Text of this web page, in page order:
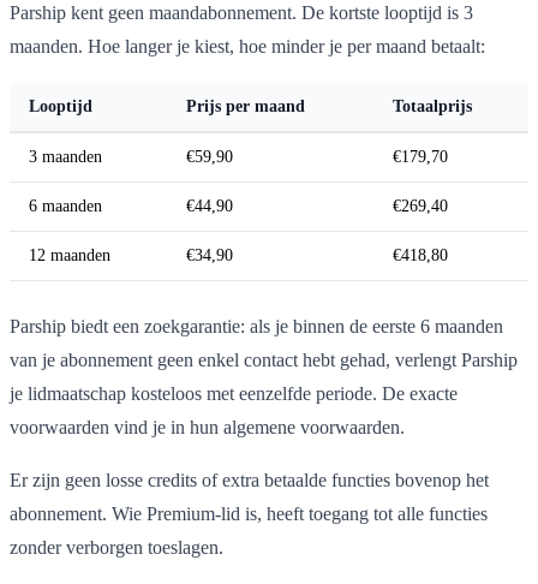
Parship kent geen maandabonnement. De kortste looptijd is 3
maanden. Hoe langer je kiest, hoe minder je per maand betaalt:
Looptijd Prijs per maand Totaalprijs
3 maanden €59,90 €179,70
6 maanden €44,90 €269,40
12 maanden €34,90 €418,80
Parship biedt een zoekgarantie: als je binnen de eerste 6 maanden
van je abonnement geen enkel contact hebt gehad, verlengt Parship
je lidmaatschap kosteloos met eenzelfde periode. De exacte
voorwaarden vind je in hun algemene voorwaarden.
Er zijn geen losse credits of extra betaalde functies bovenop het
abonnement. Wie Premium-lid is, heeft toegang tot alle functies
zonder verborgen toeslagen.